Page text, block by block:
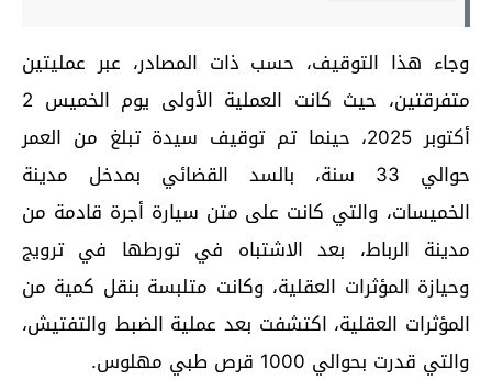
وجاء هذا التوقيف، حسب ذات المصادر، عبر عمليتين
متفرقتين، حيث كانت العملية الأولى يوم الخميس 2
أكتوبر 2025، حينما تم توقيف سيدة تبلغ من العمر
حوالي 33 سنة، بالسد القضائي بمدخل مدينة
الخميسات، والتي كانت على متن سيارة أجرة قادمة من
مدينة الرباط، بعد الاشتباه في تورطها في ترويج
وحيازة المؤثرات العقلية، وكانت متلبسة بنقل كمية من
المؤثرات العقلية، اكتشفت بعد عملية الضبط والتفتيش،
والتي قدرت بحوالي 1000 قرص طبي مهلوس.